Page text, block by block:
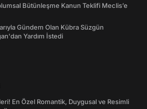
Bütünleşme Kanun Teklifi Meclis’e
Gündem Olan Kübra Süzgün
Yardım İstedi
En Özel Romantik, Duygusal ve Resimli